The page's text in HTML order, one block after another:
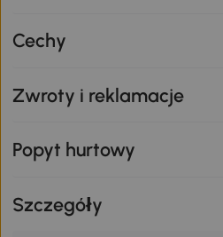
Cechy
Zwroty i reklamacje
Popyt hurtowy
Szczegóły